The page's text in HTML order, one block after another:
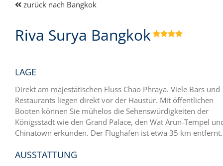
zurück nach Bangkok
Riva Surya Bangkok 
LAGE
Direkt am majestätischen Fluss Chao Phraya. Viele Bars und
Restaurants liegen direkt vor der Haustür. Mit öffentlichen
Booten können Sie mühelos die Sehenswürdigkeiten der
Königsstadt wie den Grand Palace, den Wat Arun-Tempel
Chinatown erkunden. Der Flughafen ist etwa 35 km entfernt.
AUSSTATTUNG